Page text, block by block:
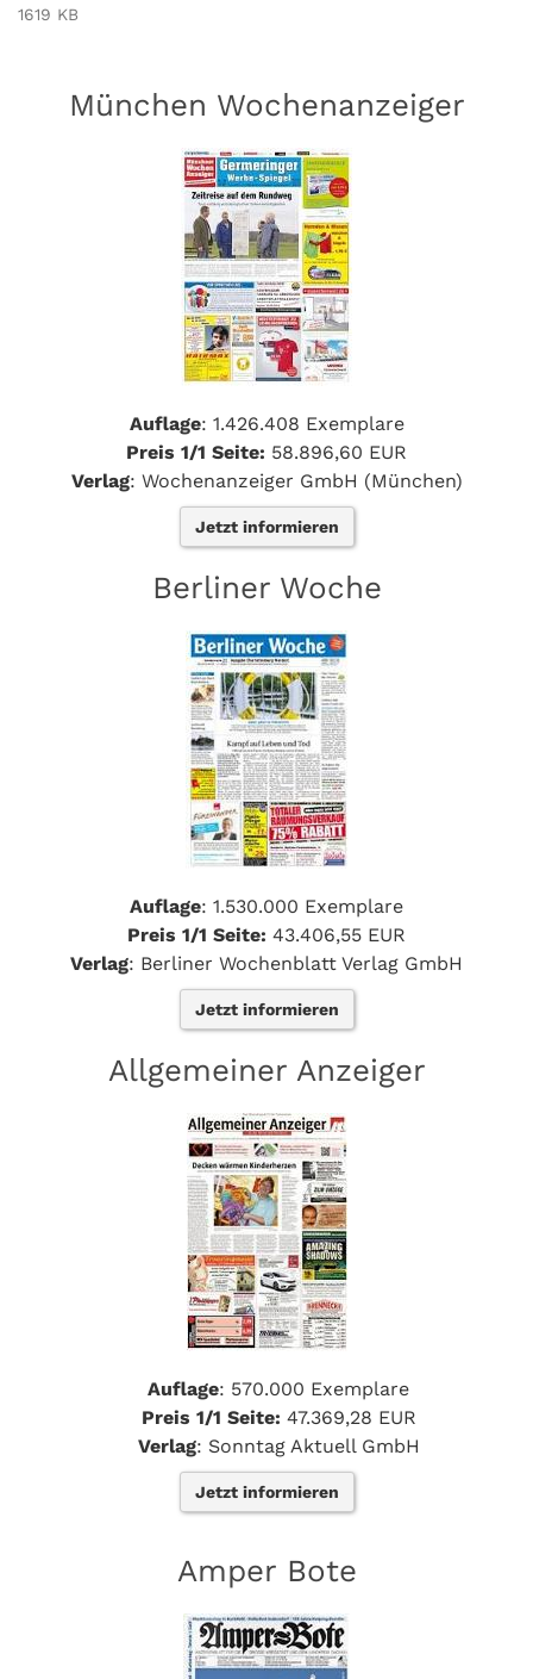
1619 KB
München Wochenanzeiger
Auflage: 1.426.408 Exemplare
Preis 1/1 Seite: 58.896,60 EUR
Verlag: Wochenanzeiger GmbH (München)
Jetzt informieren
Berliner Woche
Auflage: 1.530.000 Exemplare
Preis 1/1 Seite: 43.406,55 EUR
Verlag: Berliner Wochenblatt Verlag GmbH
Jetzt informieren
Allgemeiner Anzeiger
Auflage: 570.000 Exemplare
Preis 1/1 Seite: 47.369,28 EUR
Verlag: Sonntag Aktuell GmbH
Jetzt informieren
Amper Bote